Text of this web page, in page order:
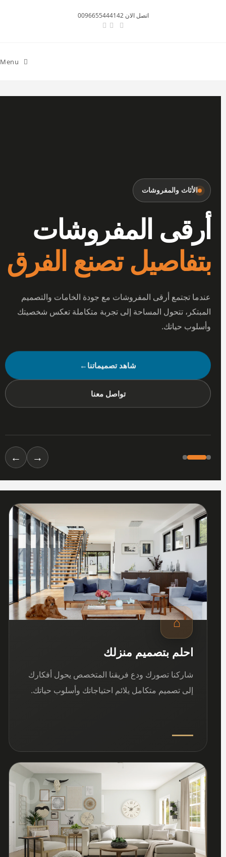
اتصل الان 0096655444142
Menu
الأثاث والمفروشات
أرقى المفروشات
بتفاصيل تصنع الفرق
عندما تجتمع أرقى المفروشات مع جودة الخامات والتصميم
المبتكر، تتحول المساحة إلى تجربة متكاملة تعكس شخصيتك
وأسلوب حياتك.
شاهد تصميماتنا←
تواصل معنا
→
←
01
⌂
احلم بتصميم منزلك
شاركنا تصورك ودع فريقنا المتخصص يحول أفكارك
إلى تصميم متكامل يلائم احتياجاتك وأسلوب حياتك.
02